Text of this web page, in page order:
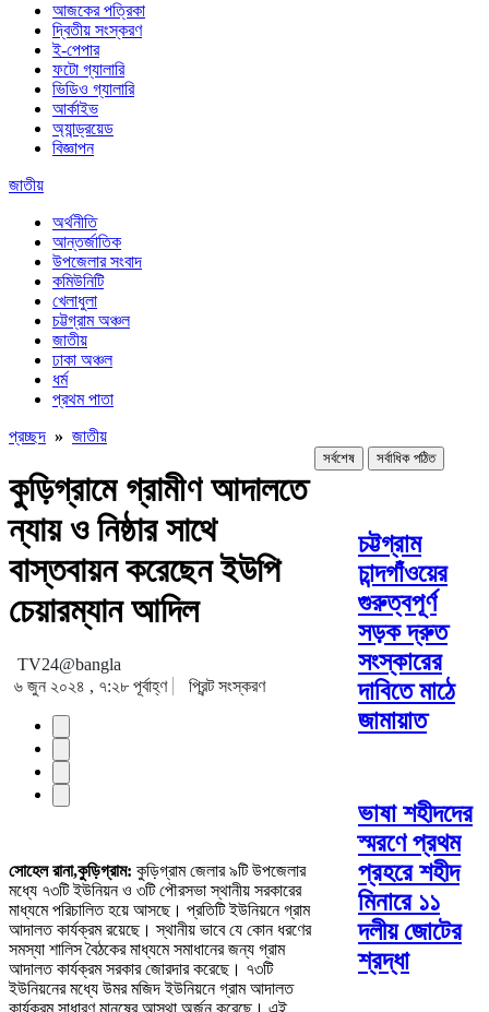
আজকের পত্রিকা
দ্বিতীয় সংস্করণ
ই-পেপার
ফটো গ্যালারি
ভিডিও গ্যালারি
আর্কাইভ
অ্যান্ড্রয়েড
বিজ্ঞাপন
জাতীয়
অর্থনীতি
আন্তর্জাতিক
উপজেলার সংবাদ
কমিউনিটি
খেলাধুলা
চট্টগ্রাম অঞ্চল
জাতীয়
ঢাকা অঞ্চল
ধর্ম
প্রথম পাতা
প্রচ্ছদ » জাতীয়
কুড়িগ্রামে গ্রামীণ আদালতে
ন্যায় ও নিষ্ঠার সাথে
বাস্তবায়ন করেছেন ইউপি
চেয়ারম্যান আদিল
TV24@bangla
৬ জুন ২০২৪ , ৭:২৮ পূর্বাহ্ণ
প্রিন্ট সংস্করণ
সোহেল রানা,কুড়িগ্রাম: কুড়িগ্রাম জেলার ৯টি উপজেলার
মধ্যে ৭৩টি ইউনিয়ন ও ৩টি পৌরসভা স্থানীয় সরকারের
মাধ্যমে পরিচালিত হয়ে আসছে। প্রতিটি ইউনিয়নে গ্রাম
আদালত কার্যক্রম রয়েছে। স্থানীয় ভাবে যে কোন ধরণের
সমস্যা শালিস বৈঠকের মাধ্যমে সমাধানের জন্য গ্রাম
আদালত কার্যক্রম সরকার জোরদার করেছে। ৭৩টি
ইউনিয়নের মধ্যে উমর মজিদ ইউনিয়নে গ্রাম আদালত
কার্যক্রম সাধারণ মানুষের আস্থা অর্জন করেছে। এই
সর্বশেষ সর্বাধিক পঠিত
চট্টগ্রাম
চান্দগাঁওয়ের
গুরুত্বপূর্ণ
সড়ক দ্রুত
সংস্কারের
দাবিতে মাঠে
জামায়াত
ভাষা শহীদদের
স্মরণে প্রথম
প্রহরে শহীদ
মিনারে ১১
দলীয় জোটের
শ্রদ্ধা